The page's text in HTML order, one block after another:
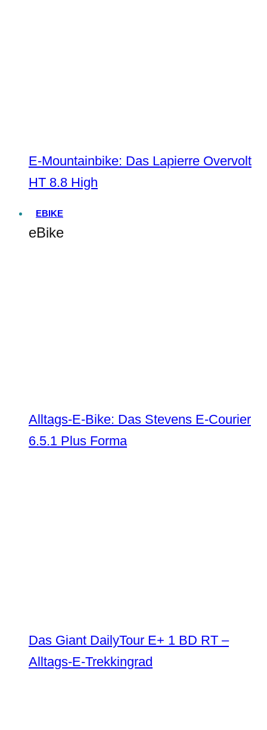
E-Mountainbike: Das Lapierre Overvolt
HT 8.8 High
EBIKE
eBike
Alltags-E-Bike: Das Stevens E-Courier
6.5.1 Plus Forma
Das Giant DailyTour E+ 1 BD RT –
Alltags-E-Trekkingrad